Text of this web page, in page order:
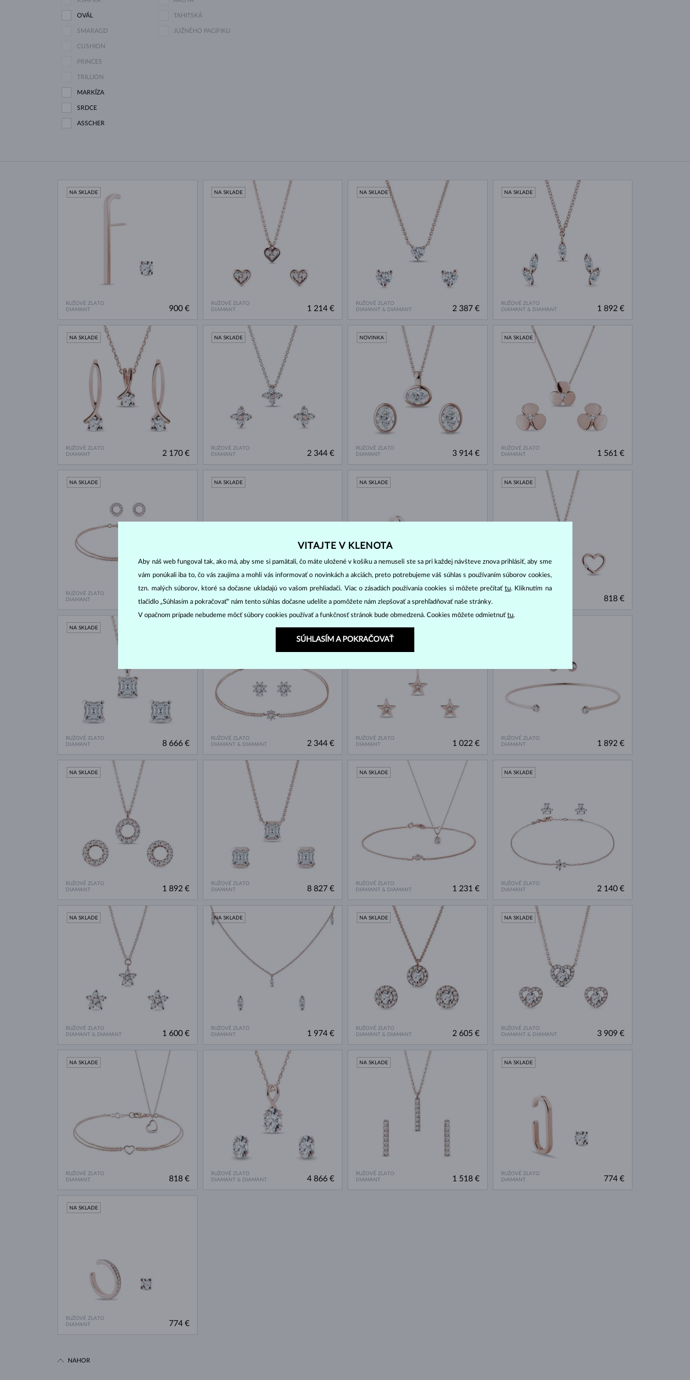
OVÁL
SMARAGD
CUSHION
PRINCES
TRILLION
MARKÍZA
SRDCE
ASSCHER
TAHITSKÁ
JUŽNÉHO PACIFIKU
RUŽOVÉ ZLATO
DIAMANT
NA SKLADE
900 €
RUŽOVÉ ZLATO
DIAMANT
NA SKLADE
1 214 €
RUŽOVÉ ZLATO
DIAMANT & DIAMANT
NA SKLADE
2 387 €
RUŽOVÉ ZLATO
DIAMANT & DIAMANT
NA SKLADE
1 892 €
RUŽOVÉ ZLATO
DIAMANT
NA SKLADE
2 170 €
RUŽOVÉ ZLATO
DIAMANT
NA SKLADE
2 344 €
RUŽOVÉ ZLATO
DIAMANT
NOVINKA
3 914 €
RUŽOVÉ ZLATO
DIAMANT
NA SKLADE
1 561 €
RUŽOVÉ ZLATO
DIAMANT
NA SKLADE
1 848 €
DIAMANT
NA SKLADE
553 €
RUŽOVÉ ZLATO
DIAMANT
NA SKLADE
609 €
NA SKLADE
818 €
RUŽOVÉ ZLATO
DIAMANT
NA SKLADE
8 666 €
RUŽOVÉ ZLATO
DIAMANT & DIAMANT
2 344 €
RUŽOVÉ ZLATO
DIAMANT
NA SKLADE
1 022 €
RUŽOVÉ ZLATO
DIAMANT
1 892 €
RUŽOVÉ ZLATO
DIAMANT
NA SKLADE
1 892 €
RUŽOVÉ ZLATO
DIAMANT
8 827 €
RUŽOVÉ ZLATO
DIAMANT & DIAMANT
NA SKLADE
1 231 €
RUŽOVÉ ZLATO
DIAMANT
NA SKLADE
2 140 €
RUŽOVÉ ZLATO
DIAMANT & DIAMANT
NA SKLADE
1 600 €
RUŽOVÉ ZLATO
DIAMANT
NA SKLADE
1 974 €
RUŽOVÉ ZLATO
DIAMANT & DIAMANT
NA SKLADE
2 605 €
RUŽOVÉ ZLATO
DIAMANT & DIAMANT
NA SKLADE
3 909 €
RUŽOVÉ ZLATO
DIAMANT
NA SKLADE
818 €
RUŽOVÉ ZLATO
DIAMANT & DIAMANT
4 866 €
RUŽOVÉ ZLATO
DIAMANT
NA SKLADE
1 518 €
RUŽOVÉ ZLATO
DIAMANT
NA SKLADE
774 €
RUŽOVÉ ZLATO
DIAMANT
NA SKLADE
774 €
NAHOR
VITAJTE V KLENOTA
Aby náš web fungoval tak, ako má, aby sme si pamätali, čo máte uložené v košíku a nemuseli ste sa pri každej návšteve znova prihlásiť, aby sme
vám ponúkali iba to, čo vás zaujíma a mohli vás informovať o novinkách a akciách, preto potrebujeme váš súhlas s používaním súborov cookies,
tzn. malých súborov, ktoré sa dočasne ukladajú vo vašom prehliadači. Viac o zásadách používania cookies si môžete prečítaťtu. Kliknutím na
tlačidlo „Súhlasím a pokračovať“ nám tento súhlas dočasne udelíte a pomôžete nám zlepšovať a sprehľadňovať naše stránky.
V opačnom prípade nebudeme môcť súbory cookies používať a funkčnosť stránok bude obmedzená. Cookies môžete odmietnuťtu.
SÚHLASÍM A POKRAČOVAŤ